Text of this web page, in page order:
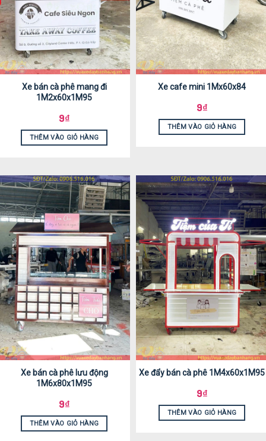
Xe bán cà phê mang đi
1M2x60x1M95
9₫
THÊM VÀO GIỎ HÀNG
Xe cafe mini 1Mx60x84
9₫
THÊM VÀO GIỎ HÀNG
Xe bán cà phê lưu động
1M6x80x1M95
9₫
THÊM VÀO GIỎ HÀNG
Xe đẩy bán cà phê 1M4x60x1M95
9₫
THÊM VÀO GIỎ HÀNG